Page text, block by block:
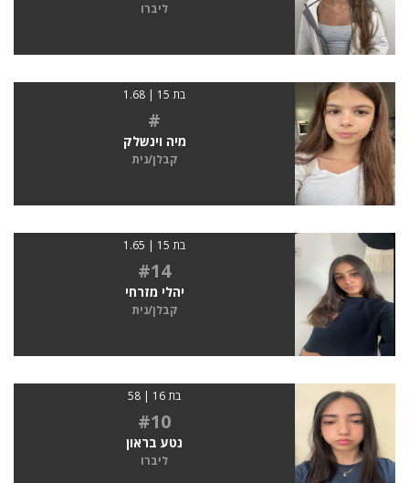
ליברו
בת 15 | 1.68
#
מיה וינשלק
קבלן/נית
בת 15 | 1.65
#14
יהלי מזרחי
קבלן/נית
בת 16 | 58
#10
נטע בראון
ליברו